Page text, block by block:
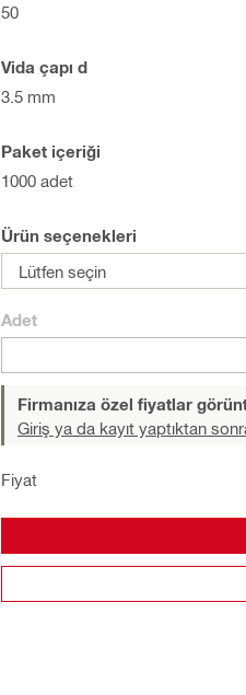
50
Vida çapı d
3.5 mm
Paket içeriği
1000 adet
Ürün seçenekleri
Lütfen seçin
Adet
Firmanıza özel fiyatlar
Giriş ya da kayıt yaptıktan
Fiyat